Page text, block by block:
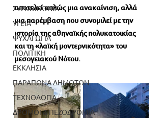
ΣΥΓΚΟΙΝΩΝΙΑ
ΥΓΕΙΑ
ΨΥΧΑΓΩΓΙΑ
ΠΟΛΙΤΙΚΗ
ΕΚΚΛΗΣΙΑ
ΠΑΡΑΠΟΝΑ ΔΗΜΟΤΩΝ
ΤΕΧΝΟΛΟΓΙΑ
ΔΡΟΜΟΙ & ΠΕΖΟΔΡΟΜΙΑ
αποτελεί απλώς μια ανακαίνιση, αλλά
μια παρέμβαση που συνομιλεί με την
ιστορία της αθηναϊκής πολυκατοικίας
και τη «λαϊκή μοντερνικότητα» του
μεσογειακού Νότου.